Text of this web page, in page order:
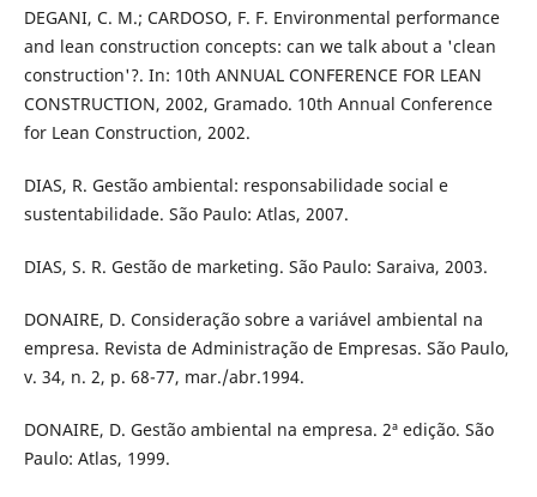
DEGANI, C. M.; CARDOSO, F. F. Environmental performance
and lean construction concepts: can we talk about a 'clean
construction'?. In: 10th ANNUAL CONFERENCE FOR LEAN
CONSTRUCTION, 2002, Gramado. 10th Annual Conference
for Lean Construction, 2002.
DIAS, R. Gestão ambiental: responsabilidade social e
sustentabilidade. São Paulo: Atlas, 2007.
DIAS, S. R. Gestão de marketing. São Paulo: Saraiva, 2003.
DONAIRE, D. Consideração sobre a variável ambiental na
empresa. Revista de Administração de Empresas. São Paulo,
v. 34, n. 2, p. 68-77, mar./abr.1994.
DONAIRE, D. Gestão ambiental na empresa. 2ª edição. São
Paulo: Atlas, 1999.